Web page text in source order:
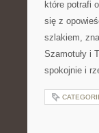
które potrafi
się z
szlakiem,
Szamotuły i
spokojnie i